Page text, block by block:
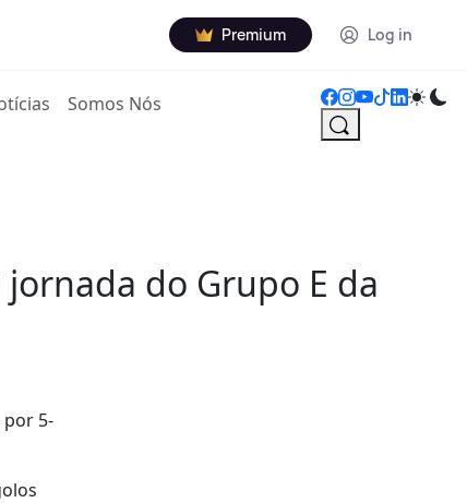
Premium Log in
Somos Nós
do Grupo E da
por 5-